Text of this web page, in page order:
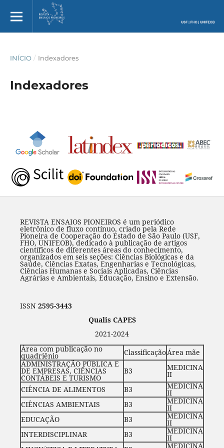
INÍCIO / Indexadores
Indexadores
REVISTA ENSAIOS PIONEIROS é um periódico
eletrônico de fluxo contínuo, criado pela Rede
Pioneira de Cooperação do Estado de São Paulo (USF,
FHO, UNIFEOB), dedicado à publicação de artigos
científicos de diferentes áreas do conhecimento,
organizados em seis seções: Ciências Biológicas e da
Saúde, Ciências Exatas, Engenharias e Tecnológicas,
Ciências Humanas e Sociais Aplicadas, Ciências
Agrárias e Ambientais, Educação, Ensino e Extensão.
ISSN 2595-3443
Qualis CAPES
2021-2024
Área com publicação no
quadriênio ClassificaçãoÁrea mãe
ADMINISTRAÇÃO PÚBLICA E
DE EMPRESAS, CIÊNCIAS
CONTÁBEIS E TURISMO
B3 MEDICINA
II
CIÊNCIA DE ALIMENTOS
B3 MEDICINA
II
CIÊNCIAS AMBIENTAIS
B3 MEDICINA
II
EDUCAÇÃO
B3 MEDICINA
II
INTERDISCIPLINAR
B3 MEDICINA
II
MEDICINA